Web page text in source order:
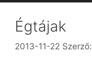
Égtájak
2013-11-22 Szerző: